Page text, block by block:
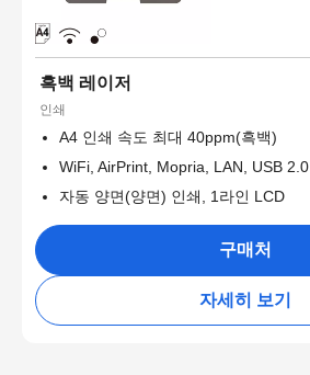
흑백 레이저
인쇄
A4 인쇄 속도 최대 40ppm(흑백)
WiFi, AirPrint, Mopria, LAN, USB 2.0
자동 양면(양면) 인쇄, 1라인 LCD
구매처
자세히 보기